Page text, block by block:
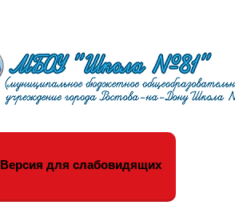
Версия для слабовидящих